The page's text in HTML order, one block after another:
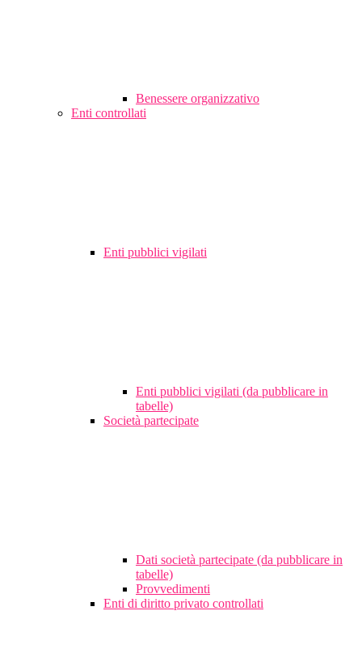
Benessere organizzativo
Enti controllati
Enti pubblici vigilati
Enti pubblici vigilati (da pubblicare in
tabelle)
Società partecipate
Dati società partecipate (da pubblicare in
tabelle)
Provvedimenti
Enti di diritto privato controllati